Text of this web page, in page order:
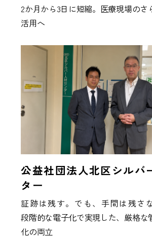
2か月から3日に短縮。医療現場のさ
活用へ
公益社団法人北区シルバ
ター
証跡は残す。でも、手間は残さな
段階的な電子化で実現した、厳格な
化の両立